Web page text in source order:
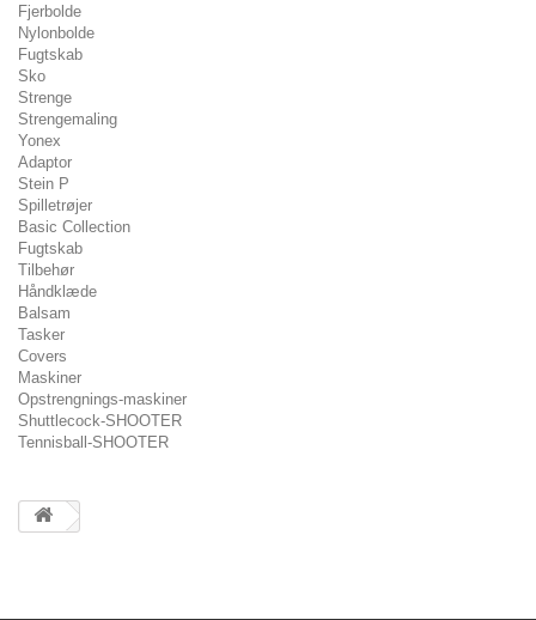
Fjerbolde
Nylonbolde
Fugtskab
Sko
Strenge
Strengemaling
Yonex
Adaptor
Stein P
Spilletrøjer
Basic Collection
Fugtskab
Tilbehør
Håndklæde
Balsam
Tasker
Covers
Maskiner
Opstrengnings-maskiner
Shuttlecock-SHOOTER
Tennisball-SHOOTER